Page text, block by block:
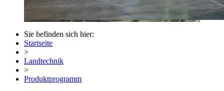
Sie befinden sich hier:
Startseite
>
Landtechnik
>
Produktprogramm